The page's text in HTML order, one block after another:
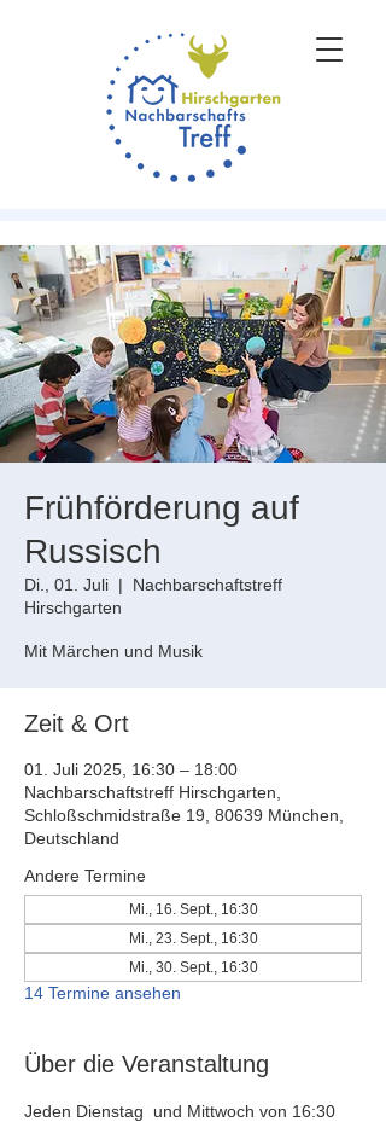
Frühförderung auf
Russisch
Di., 01. Juli
  |
Nachbarschaftstreff
Hirschgarten
Mit Märchen und Musik
Zeit & Ort
01. Juli 2025, 16:30 – 18:00
Nachbarschaftstreff Hirschgarten,
Schloßschmidstraße 19, 80639 München,
Deutschland
Andere Termine
Mi., 16. Sept., 16:30
Mi., 23. Sept., 16:30
Mi., 30. Sept., 16:30
14 Termine ansehen
Über die Veranstaltung
Jeden Dienstag  und Mittwoch von 16:30